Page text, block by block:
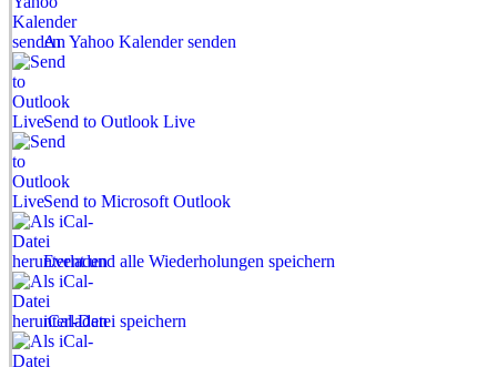
An Yahoo Kalender senden
Send to Outlook Live
Send to Microsoft Outlook
Event und alle Wiederholungen speichern
iCal-Datei speichern